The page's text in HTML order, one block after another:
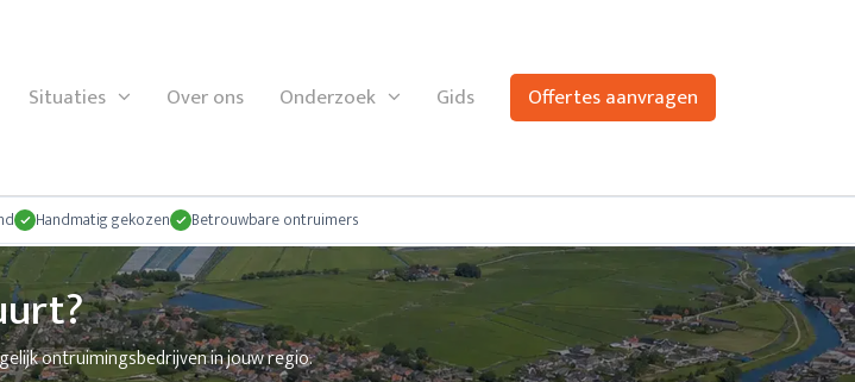
Situaties Over ons Onderzoek Gids Offertes aanvragen
Handmatig gekozen Betrouwbare ontruimers
ontruimingsbedrijven in jouw regio.